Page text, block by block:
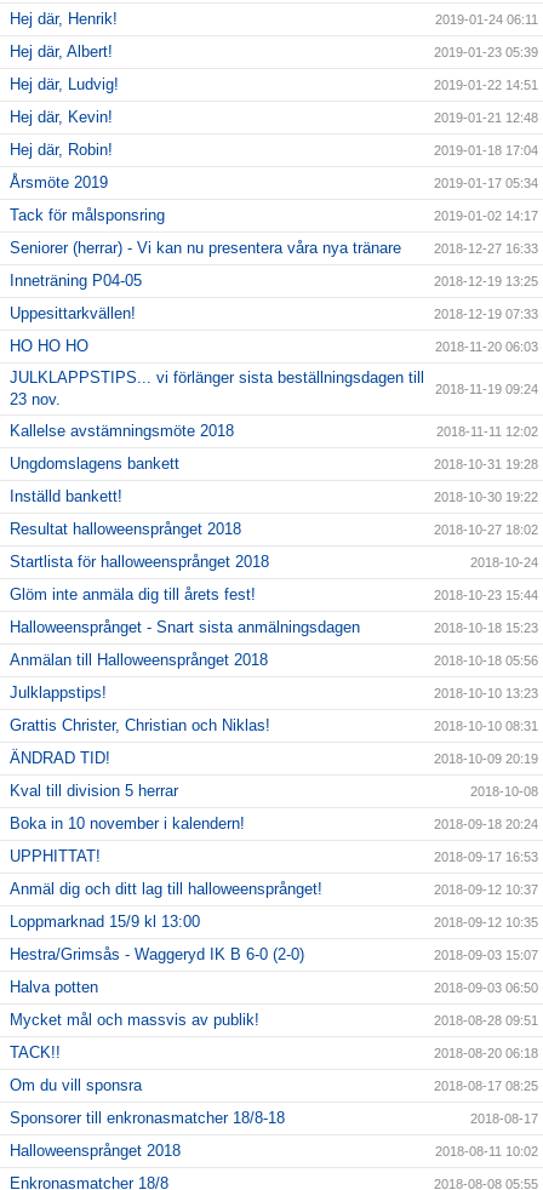
Hej där, Henrik! 2019-01-24 06:11
Hej där, Albert! 2019-01-23 05:39
Hej där, Ludvig! 2019-01-22 14:51
Hej där, Kevin! 2019-01-21 12:48
Hej där, Robin! 2019-01-18 17:04
Årsmöte 2019 2019-01-17 05:34
Tack för målsponsring 2019-01-02 14:17
Seniorer (herrar) - Vi kan nu presentera våra nya tränare 2018-12-27 16:33
Inneträning P04-05 2018-12-19 13:25
Uppesittarkvällen! 2018-12-19 07:33
HO HO HO 2018-11-20 06:03
JULKLAPPSTIPS... vi förlänger sista beställningsdagen till
23 nov.
2018-11-19 09:24
Kallelse avstämningsmöte 2018 2018-11-11 12:02
Ungdomslagens bankett 2018-10-31 19:28
Inställd bankett! 2018-10-30 19:22
Resultat halloweensprånget 2018 2018-10-27 18:02
Startlista för halloweensprånget 2018 2018-10-24
Glöm inte anmäla dig till årets fest! 2018-10-23 15:44
Halloweensprånget - Snart sista anmälningsdagen 2018-10-18 15:23
Anmälan till Halloweensprånget 2018 2018-10-18 05:56
Julklappstips! 2018-10-10 13:23
Grattis Christer, Christian och Niklas! 2018-10-10 08:31
ÄNDRAD TID! 2018-10-09 20:19
Kval till division 5 herrar 2018-10-08
Boka in 10 november i kalendern! 2018-09-18 20:24
UPPHITTAT! 2018-09-17 16:53
Anmäl dig och ditt lag till halloweensprånget! 2018-09-12 10:37
Loppmarknad 15/9 kl 13:00 2018-09-12 10:35
Hestra/Grimsås - Waggeryd IK B 6-0 (2-0) 2018-09-03 15:07
Halva potten 2018-09-03 06:50
Mycket mål och massvis av publik! 2018-08-28 09:51
TACK!! 2018-08-20 06:18
Om du vill sponsra 2018-08-17 08:25
Sponsorer till enkronasmatcher 18/8-18 2018-08-17
Halloweensprånget 2018 2018-08-11 10:02
Enkronasmatcher 18/8 2018-08-08 05:55